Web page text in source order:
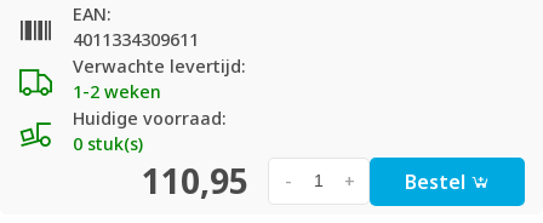
Verwachte levertijd:
1-2 weken
Huidige voorraad:
0 stuk(s)
EAN:
4011334309611
110,95 +
- Bestel